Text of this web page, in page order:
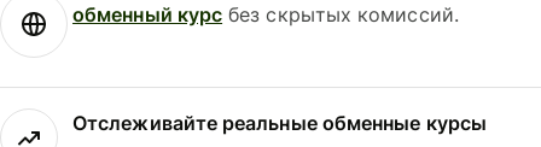
обменный курс без скрытых комиссий.
Отслеживайте реальные обменные курсы